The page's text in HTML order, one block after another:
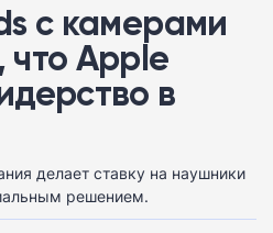
с камерами
Apple
в
делает ставку на наушники
решением.